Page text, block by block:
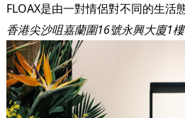
香港尖沙咀嘉蘭圍16號永興大廈1樓